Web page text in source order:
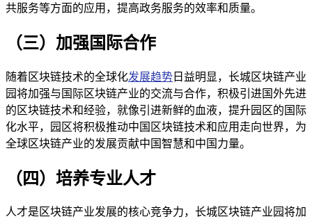
共服务等方面的应用，提高政务服务的效率和质量。
（三）加强国际合作
随着区块链技术的全球化发展趋势 日益明显，长城区块链产业
园将加强与国际区块链产业的交流与合作，积极引进国外先进
的区块链技术和经验，就像引进新鲜的血液，提升园区的国际
化水平，园区将积极推动中国区块链技术和应用走向世界，为
全球区块链产业的发展贡献中国智慧和中国力量。
（四）培养专业人才
人才是区块链产业发展的核心竞争力，长城区块链产业园将加